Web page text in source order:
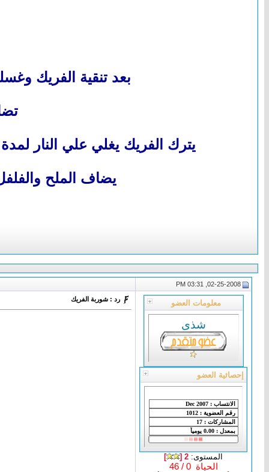
بعد تنقية الفريك
يترك الفريك يغلي علي النار
يضاف الملح
معلومات العضو
شذى
إحصائية العضو
المستوى: 2 [
]
الحياة 0 / 46
رد : شوربة الفريك